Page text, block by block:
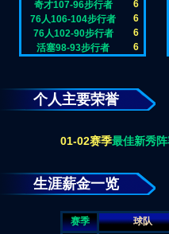
奇才107-96步行者
6
76人106-104步行者
6
76人102-90步行者
6
活塞98-93步行者
6
个人主要荣誉
01-02赛季最佳新秀
生涯薪金一览
赛季 球队